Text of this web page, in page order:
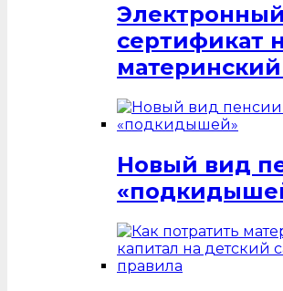
Электронный
сертификат
Новый вид